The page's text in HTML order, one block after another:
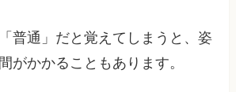
普通」だと覚えてしまうと、姿
がかかることもあります。